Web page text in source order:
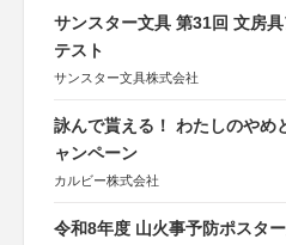
サンスター文具 第31回 文房
テスト
サンスター文具株式会社
詠んで貰える！ わたしのやめ
ャンペーン
カルビー株式会社
令和8年度 山火事予防ポスタ